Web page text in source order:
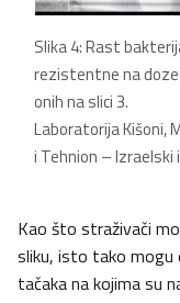
Slika 4: Rast
rezistentne na
onih na slici 3.
Laboratorija Kišoni,
i Tehnion –
Kao što straživači
sliku, isto tako mogu
tačaka na kojima su